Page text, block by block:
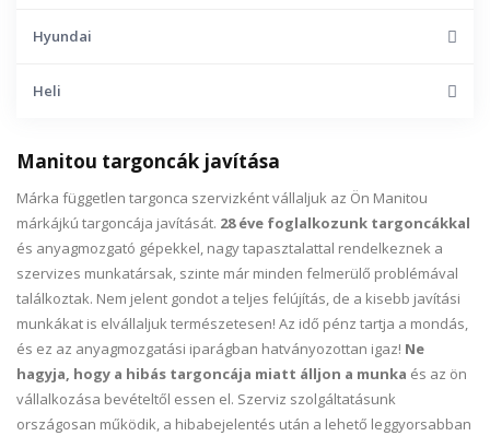
Hyundai
Heli
Manitou targoncák javítása
Márka független targonca szervizként vállaljuk az Ön Manitou
márkájkú targoncája javítását. 28 éve foglalkozunk targoncákkal
és anyagmozgató gépekkel, nagy tapasztalattal rendelkeznek a
szervizes munkatársak, szinte már minden felmerülő problémával
találkoztak. Nem jelent gondot a teljes felújítás, de a kisebb javítási
munkákat is elvállaljuk természetesen! Az idő pénz tartja a mondás,
és ez az anyagmozgatási iparágban hatványozottan igaz! Ne
hagyja, hogy a hibás targoncája miatt álljon a munka és az ön
vállalkozása bevételtől essen el. Szerviz szolgáltatásunk
országosan működik, a hibabejelentés után a lehető leggyorsabban